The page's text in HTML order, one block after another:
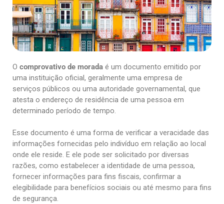
O comprovativo de morada é um documento emitido por
uma instituição oficial, geralmente uma empresa de
serviços públicos ou uma autoridade governamental, que
atesta o endereço de residência de uma pessoa em
determinado período de tempo.
Esse documento é uma forma de verificar a veracidade das
informações fornecidas pelo indivíduo em relação ao local
onde ele reside. E ele pode ser solicitado por diversas
razões, como estabelecer a identidade de uma pessoa,
fornecer informações para fins fiscais, confirmar a
elegibilidade para benefícios sociais ou até mesmo para fins
de segurança.